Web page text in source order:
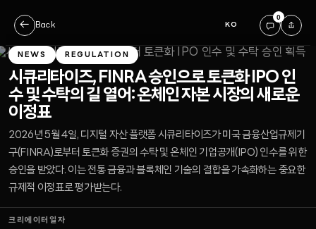
← Back KO
0
NEWS REGULATION
시큐리타이즈, FINRA 승인으로 토큰화 IPO 인
수 및 수탁의 길 열어: 온체인 자본 시장의 새로운
이정표
2026년 5월 4일, 디지털 자산 플랫폼 시큐리타이즈가 미국 금융산업규제기
구(FINRA)로부터 토큰화 증권의 수탁 및 온체인 기업공개(IPO) 인수를 위한
승인을 받았다. 이는 전통 금융과 블록체인 기술의 결합을 가속화하는 중요한
규제적 이정표로 평가받는다.
크리에이터일자